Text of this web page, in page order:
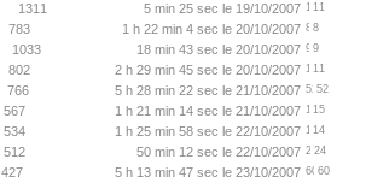
1311 5 min 25 sec le 19/10/2007 11
783 1 h 22 min 4 sec le 20/10/2007 8
1033 18 min 43 sec le 20/10/2007 9
802 2 h 29 min 45 sec le 20/10/2007 11
766 5 h 28 min 22 sec le 21/10/2007 52
567 1 h 21 min 14 sec le 21/10/2007 15
534 1 h 25 min 58 sec le 22/10/2007 14
512 50 min 12 sec le 22/10/2007 24
427 5 h 13 min 47 sec le 23/10/2007 60